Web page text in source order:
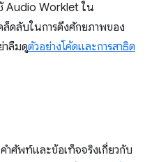
Audio Worklet ใน
ดลับในการดึงศักยภาพของ
าลืมดูตัวอย่างโค้ดและการสาธิต
ำศัพท์และข้อเท็จจริงเกี่ยวกับ